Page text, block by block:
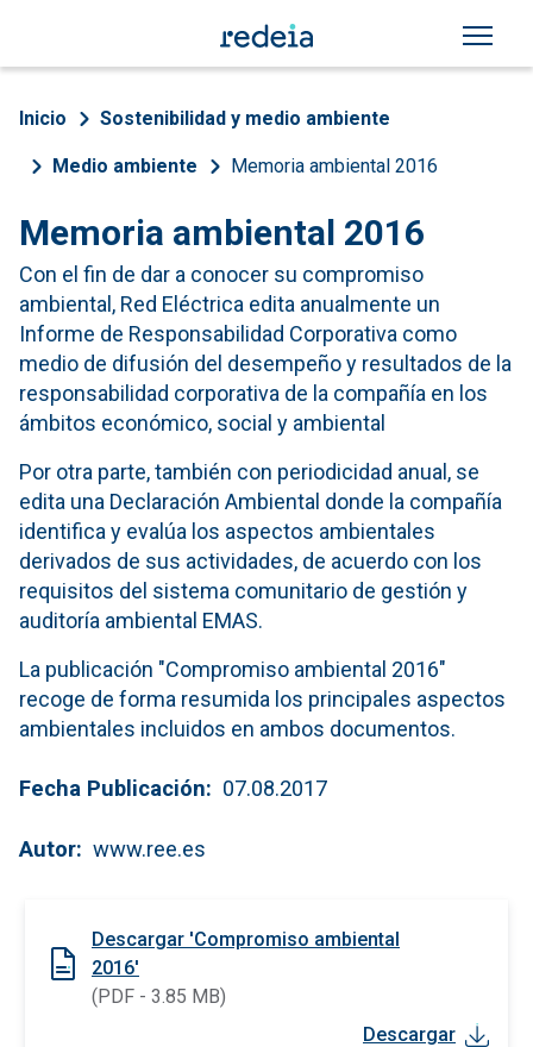
Sobrescribir enlaces de
Inicio Sostenibilidad y medio ambiente
Medio ambiente Memoria ambiental 2016
Memoria ambiental 2016
Con el fin de dar a conocer su compromiso
ambiental, Red Eléctrica edita anualmente un
Informe de Responsabilidad Corporativa como
medio de difusión del desempeño y resultados de la
responsabilidad corporativa de la compañía en los
ámbitos económico, social y ambiental
Por otra parte, también con periodicidad anual, se
edita una Declaración Ambiental donde la compañía
identifica y evalúa los aspectos ambientales
derivados de sus actividades, de acuerdo con los
requisitos del sistema comunitario de gestión y
auditoría ambiental EMAS.
La publicación "Compromiso ambiental 2016"
recoge de forma resumida los principales aspectos
ambientales incluidos en ambos documentos.
Fecha Publicación 07.08.2017
Autor www.ree.es
Descargar 'Compromiso ambiental
2016'
(PDF - 3.85 MB)
Descargar